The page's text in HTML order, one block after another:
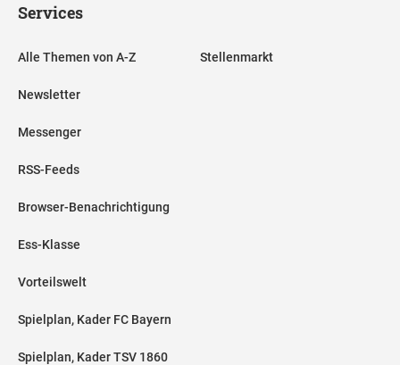
Services
Alle Themen von A-Z
Newsletter
Messenger
RSS-Feeds
Browser-Benachrichtigung
Ess-Klasse
Vorteilswelt
Spielplan, Kader FC Bayern
Spielplan, Kader TSV 1860
Stellenmarkt